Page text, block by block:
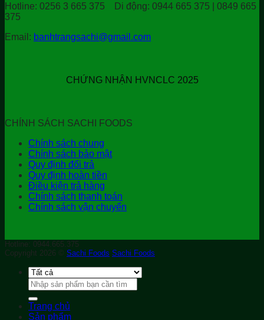
Hotline: 0256 3 665 375 Di động: 0944 665 375 | 0849 665
375
Email: banhtrangsachi@gmail.com
CHỨNG NHẬN HVNCLC 2025
CHÍNH SÁCH SACHI FOODS
Chính sách chung
Chính sách bảo mật
Quy định đổi trả
Quy định hoàn tiền
Điều kiện trả hàng
Chính sách thanh toán
Chính sách vận chuyển
Hotline: 0944.665.375
Copyright 2026 © Sachi Foods Sachi Foods
Tìm
kiếm:
Trang chủ
Sản phẩm